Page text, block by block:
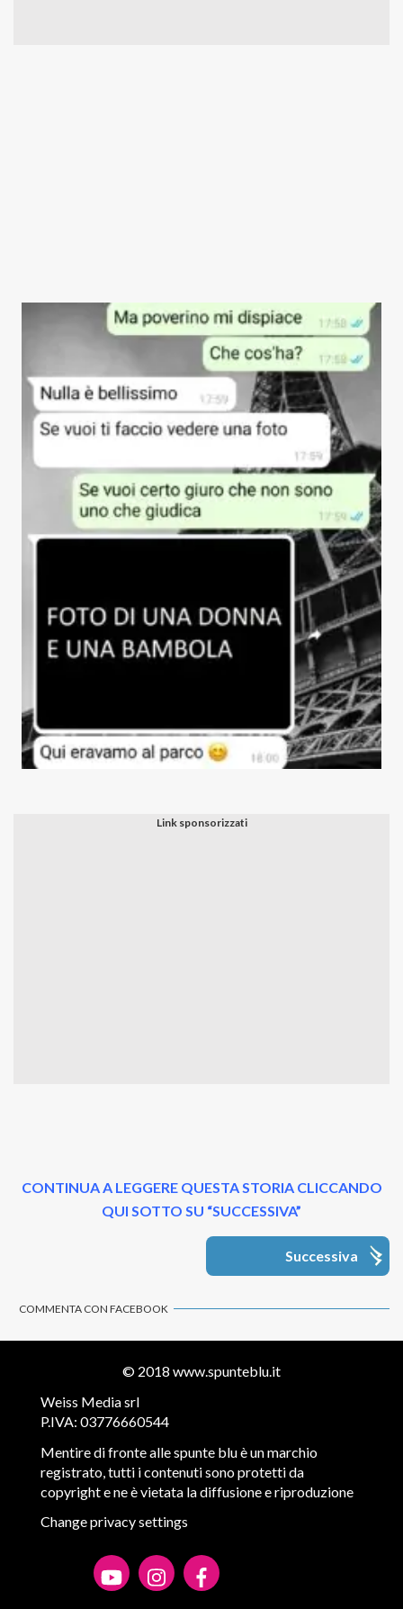
CONTINUA A LEGGERE QUESTA STORIA CLICCANDO
QUI SOTTO SU “SUCCESSIVA”
Successiva
COMMENTA CON FACEBOOK
© 2018 www.spunteblu.it
Weiss Media srl
P.IVA: 03776660544
Mentire di fronte alle spunte blu è un marchio
registrato, tutti i contenuti sono protetti da
copyright e ne è vietata la diffusione e riproduzione
Change privacy settings